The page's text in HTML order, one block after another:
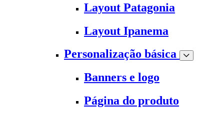
Layout Patagonia
Layout Ipanema
Personalização básica
Banners e logo
Página do produto